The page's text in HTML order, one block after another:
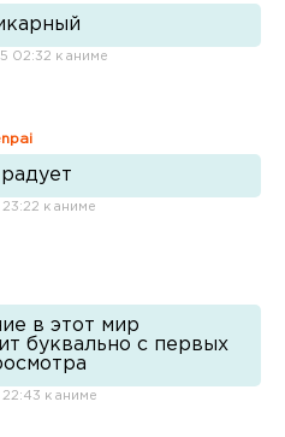
02:32 к аниме
к аниме
в этот мир
буквально с первых
к аниме